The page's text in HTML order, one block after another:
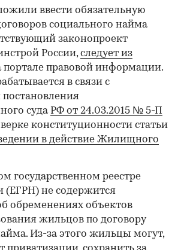
ввести обязательную
социального найма
законопроект
России,следует из
портале правовой информации.
в связи с
суда РФ от 24.03.2015 № 5-П
конституционности статьи
в действие Жилищного
государственном реестре
(ЕГРН) не содержится
обременениях объектов
жильцов по договору
Из-за этого жильцы могут,